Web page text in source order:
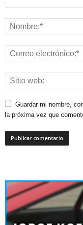
Guardar mi nombre,
la próxima vez que